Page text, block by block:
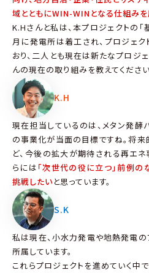
域とともにWIN-WINとなる仕組みを
K.Hさんと私は、本プロジェクトの
月に発電所は着工され、プロジェク
おり、二人とも現在は新たなプロジ
んの現在の取り組みを教えてください
K.H
現在担当しているのは、メタン発酵
の事業化が当面の目標ですね。将
ど、今後の拡大が期待される再エ
らには 「次世代の役に立つ」前例
挑戦したい と思っています。
S.K
私は現在、小水力発電や地熱発電
所属しています。
これらプロジェクトを進めていく中